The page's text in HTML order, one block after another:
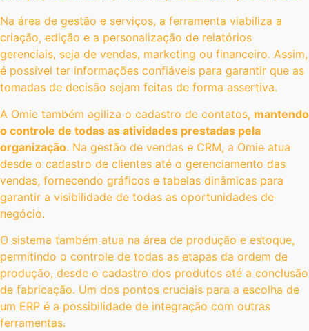
Na área de gestão e serviços, a ferramenta viabiliza a
criação, edição e a personalização de relatórios
gerenciais, seja de vendas, marketing ou financeiro. Assim,
é possível ter informações confiáveis para garantir que as
tomadas de decisão sejam feitas de forma assertiva.
A Omie também agiliza o cadastro de contatos, mantendo
o controle de todas as atividades prestadas pela
organização. Na gestão de vendas e CRM, a Omie atua
desde o cadastro de clientes até o gerenciamento das
vendas, fornecendo gráficos e tabelas dinâmicas para
garantir a visibilidade de todas as oportunidades de
negócio.
O sistema também atua na área de produção e estoque,
permitindo o controle de todas as etapas da ordem de
produção, desde o cadastro dos produtos até a conclusão
de fabricação. Um dos pontos cruciais para a escolha de
um ERP é a possibilidade de integração com outras
ferramentas.